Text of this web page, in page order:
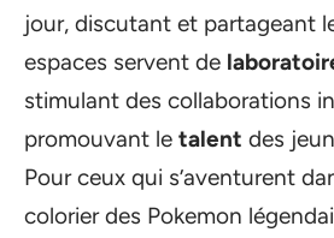
jour, discutant et partageant
espaces servent de
stimulant des collaborations
promouvant le talent des
Pour ceux qui s’aventurent
colorier des Pokemon